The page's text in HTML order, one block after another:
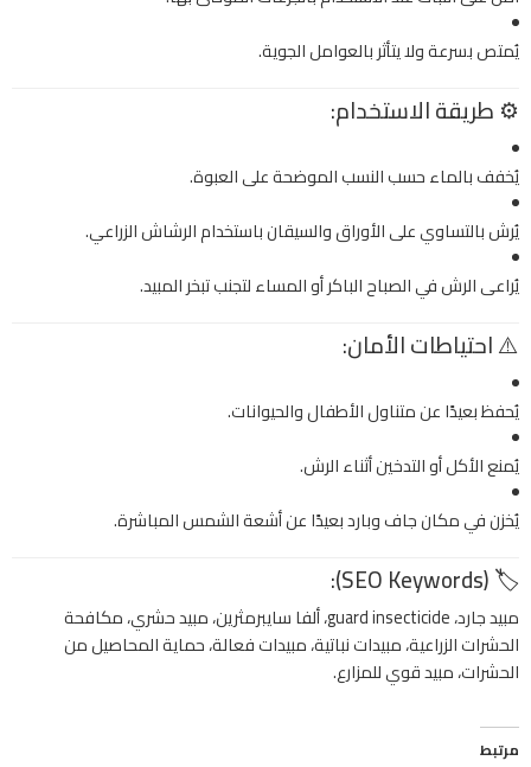
يُمتص بسرعة ولا يتأثر بالعوامل الجوية.
⚙️طريقة الاستخدام:
يُخفف بالماء حسب النسب الموضحة على العبوة.
يُرش بالتساوي على الأوراق والسيقان باستخدام الرشاش الزراعي.
يُراعى الرش في الصباح الباكر أو المساء لتجنب تبخر المبيد.
⚠️احتياطات الأمان:
يُحفظ بعيدًا عن متناول الأطفال والحيوانات.
يُمنع الأكل أو التدخين أثناء الرش.
يُخزن في مكان جاف وبارد بعيدًا عن أشعة الشمس المباشرة.
🏷️
(SEO Keywords):
مبيد جارد، guard insecticide، ألفا سايبرمثرين، مبيد حشري، مكافحة
الحشرات الزراعية، مبيدات نباتية، مبيدات فعالة، حماية المحاصيل من
الحشرات، مبيد قوي للمزارع.
مرتبط